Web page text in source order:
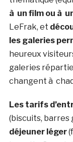
à un film ou à
LeFrak, et
les galeries
heureux
galeries
changent à
Les tarifs
(biscuits, barres
déjeuner léger